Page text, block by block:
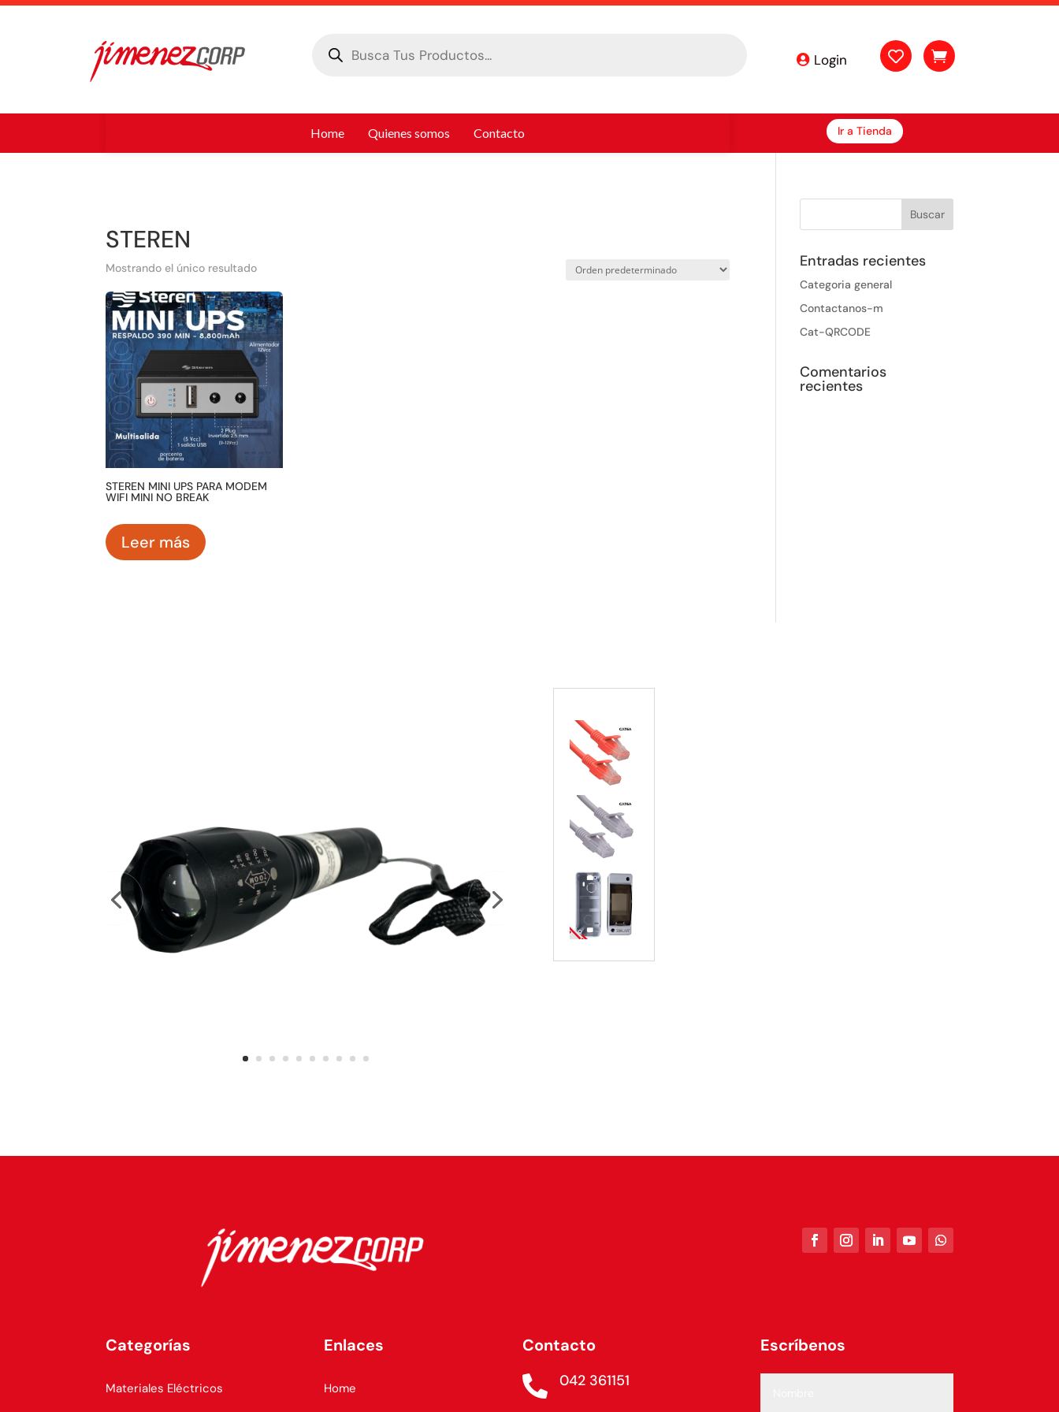
productos Login  
Home Quienes somos Contacto Ir a Tienda
STEREN
Mostrando el único resultado
STEREN MINI UPS PARA MODEM
WIFI MINI NO BREAK
Leer más
Entradas recientes
Categoria general
Contactanos-m
Cat-QRCODE
Comentarios
recientes
Categorías
Materiales Eléctricos
Enlaces
Home
Contacto
 042 361151
Escríbenos